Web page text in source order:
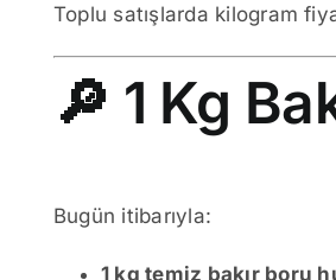
Toplu satışlarda kilogram
🔎 1 Kg
Bugün itibarıyla:
1 kg temiz bakır boru